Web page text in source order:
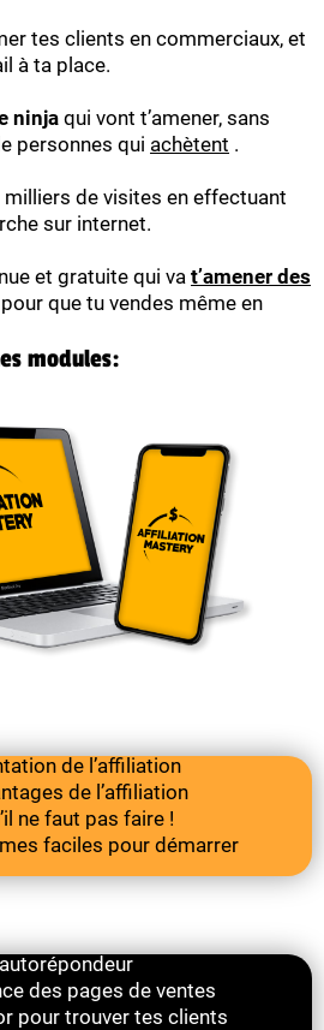
tes clients en commerciaux, et
à ta place.
ninja qui vont t’amener, sans
personnes qui achètent .
de visites en effectuant
sur internet.
et gratuite qui va t’amener des
pour que tu vendes même en
modules:
de l’affiliation
de l’affiliation
ne faut pas faire !
faciles pour démarrer
des pages de ventes
pour trouver tes clients